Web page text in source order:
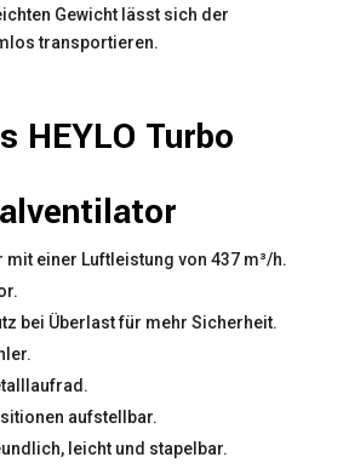
Gewicht lässt sich der
transportieren.
HEYLO Turbo
mit einer Luftleistung von 437 m³/h.
bei Überlast für mehr Sicherheit.
aufstellbar.
leicht und stapelbar.